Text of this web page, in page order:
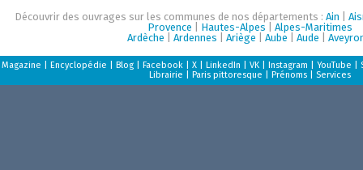
Découvrir des ouvrages sur les communes de nos départements : Ain
Provence
Hautes-Alpes
Alpes-Maritimes
Ardèche
Ardennes Ariège Aube Aude
Magazine Encyclopédie Blog| Facebook| X| LinkedIn VK| Instagram YouTube
Librairie
Paris pittoresque Prénoms| Services